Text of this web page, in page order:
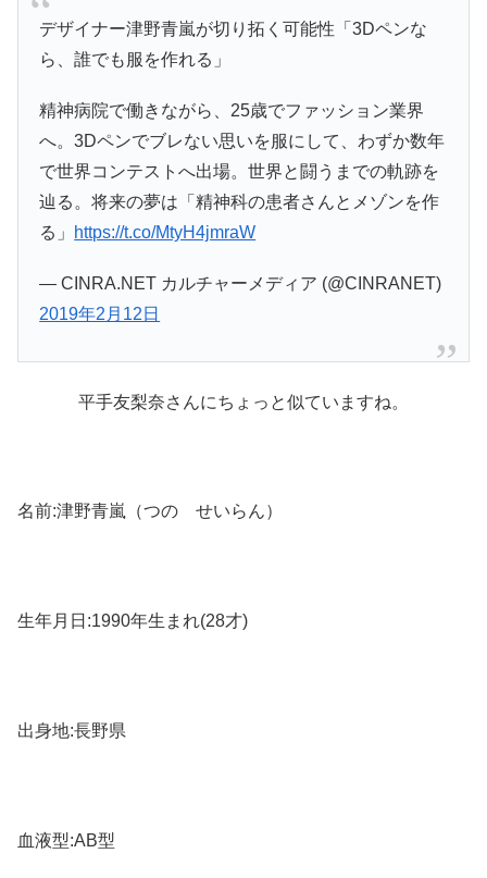
デザイナー津野青嵐が切り拓く可能性「3Dペンな
ら、誰でも服を作れる」
精神病院で働きながら、25歳でファッション業界
へ。3Dペンでブレない思いを服にして、わずか数年
で世界コンテストへ出場。世界と闘うまでの軌跡を
辿る。将来の夢は「精神科の患者さんとメゾンを作
る」
https://t.co/MtyH4jmraW
— CINRA.NET カルチャーメディア (@CINRANET)
2019年2月12日
平手友梨奈さんにちょっと似ていますね。
名前:津野青嵐（つの せいらん）
生年月日:1990年生まれ(28才)
出身地:長野県
血液型:AB型